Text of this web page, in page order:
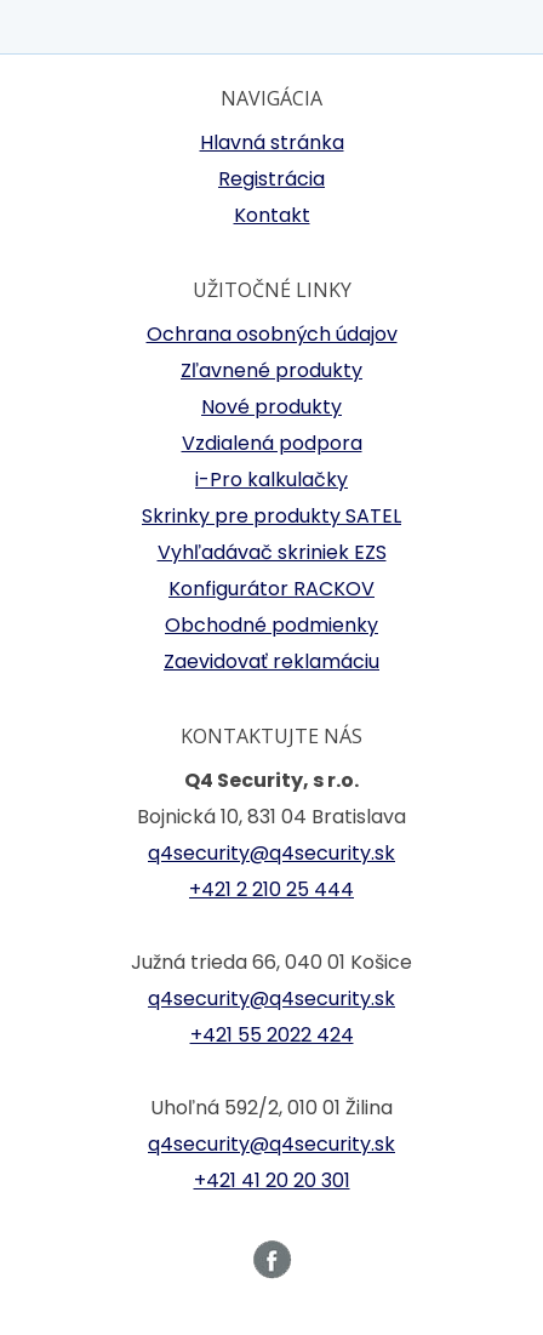
NAVIGÁCIA
Hlavná stránka
Registrácia
Kontakt
UŽITOČNÉ LINKY
Ochrana osobných údajov
Zľavnené produkty
Nové produkty
Vzdialená podpora
i-Pro kalkulačky
Skrinky pre produkty SATEL
Vyhľadávač skriniek EZS
Konfigurátor RACKOV
Obchodné podmienky
Zaevidovať reklamáciu
KONTAKTUJTE NÁS
Q4 Security, s r.o.
Bojnická 10, 831 04 Bratislava
q4security@q4security.sk
+421 2 210 25 444
Južná trieda 66, 040 01 Košice
q4security@q4security.sk
+421 55 2022 424
Uhoľná 592/2, 010 01 Žilina
q4security@q4security.sk
+421 41 20 20 301